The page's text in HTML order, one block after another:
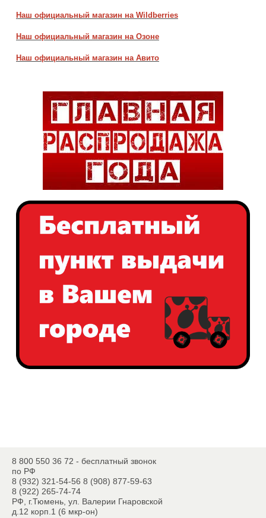
Наш официальный магазин на Wildberries
Наш официальный магазин на Озоне
Наш официальный магазин на Авито
8 800 550 36 72 - бесплатный звонок
по РФ
8 (932) 321-54-56 8 (908) 877-59-63
8 (922) 265-74-74
РФ, г.Тюмень, ул. Валерии Гнаровской
д.12 корп.1 (6 мкр-он)